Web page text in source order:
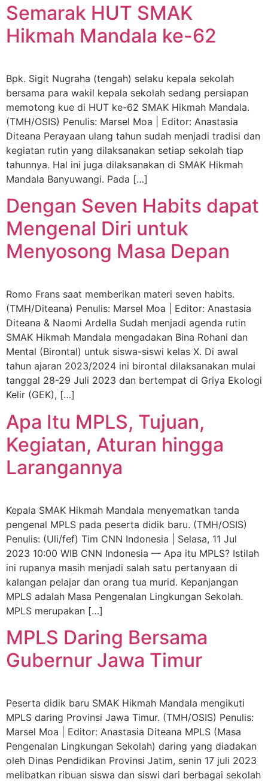
Semarak HUT SMAK
Hikmah Mandala ke-62
Bpk. Sigit Nugraha (tengah) selaku kepala sekolah
bersama para wakil kepala sekolah sedang persiapan
memotong kue di HUT ke-62 SMAK Hikmah Mandala.
(TMH/OSIS) Penulis: Marsel Moa | Editor: Anastasia
Diteana Perayaan ulang tahun sudah menjadi tradisi dan
kegiatan rutin yang dilaksanakan setiap sekolah tiap
tahunnya. Hal ini juga dilaksanakan di SMAK Hikmah
Mandala Banyuwangi. Pada […]
Dengan Seven Habits dapat
Mengenal Diri untuk
Menyosong Masa Depan
Romo Frans saat memberikan materi seven habits.
(TMH/Diteana) Penulis: Marsel Moa | Editor: Anastasia
Diteana & Naomi Ardella Sudah menjadi agenda rutin
SMAK Hikmah Mandala mengadakan Bina Rohani dan
Mental (Birontal) untuk siswa-siswi kelas X. Di awal
tahun ajaran 2023/2024 ini birontal dilaksanakan mulai
tanggal 28-29 Juli 2023 dan bertempat di Griya Ekologi
Kelir (GEK), […]
Apa Itu MPLS, Tujuan,
Kegiatan, Aturan hingga
Larangannya
Kepala SMAK Hikmah Mandala menyematkan tanda
pengenal MPLS pada peserta didik baru. (TMH/OSIS)
Penulis: (Uli/fef) Tim CNN Indonesia | Selasa, 11 Jul
2023 10:00 WIB CNN Indonesia — Apa itu MPLS? Istilah
ini rupanya masih menjadi salah satu pertanyaan di
kalangan pelajar dan orang tua murid. Kepanjangan
MPLS adalah Masa Pengenalan Lingkungan Sekolah.
MPLS merupakan […]
MPLS Daring Bersama
Gubernur Jawa Timur
Peserta didik baru SMAK Hikmah Mandala mengikuti
MPLS daring Provinsi Jawa Timur. (TMH/OSIS) Penulis:
Marsel Moa | Editor: Anastasia Diteana MPLS (Masa
Pengenalan Lingkungan Sekolah) daring yang diadakan
oleh Dinas Pendidikan Provinsi Jatim, senin 17 juli 2023
melibatkan ribuan siswa dan siswi dari berbagai sekolah